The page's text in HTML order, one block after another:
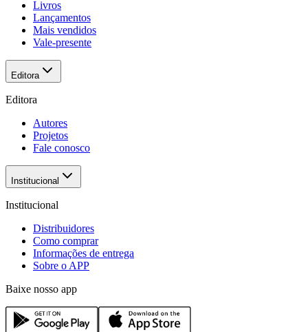
Livros
Lançamentos
Mais vendidos
Vale-presente
Editora
Editora
Autores
Projetos
Fale conosco
Institucional
Institucional
Distribuidores
Como comprar
Informações de entrega
Sobre o APP
Baixe nosso app